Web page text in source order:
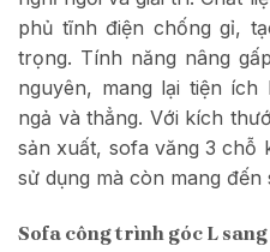
phủ tĩnh điện chống gỉ,
trọng. Tính năng nâng
nguyên, mang lại tiện
ngả và thẳng. Với kích
sản xuất, sofa văng 3 chỗ
sử dụng mà còn mang
Sofa công trình góc L